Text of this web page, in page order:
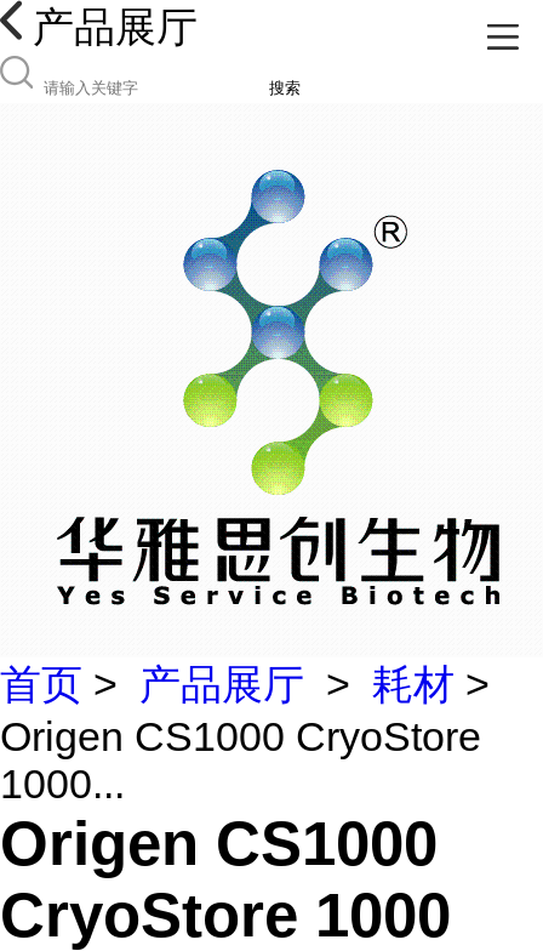
产品展厅
搜索
首页 > 产品展厅 > 耗材 >
Origen CS1000 CryoStore
1000...
Origen CS1000
CryoStore 1000